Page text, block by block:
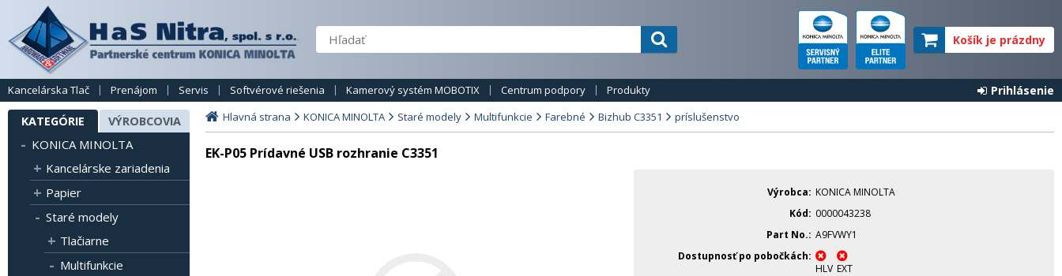
Košík je prázdny
Kancelárska Tlač Prenájom Servis Softvérové riešenia Kamerový systém MOBOTIX Centrum podpory Produkty Prihlásenie
KATEGÓRIE VÝROBCOVIA
KONICA MINOLTA
Kancelárske zariadenia
Papier
Staré modely
Tlačiarne
Multifunkcie
Hlavná strana KONICA MINOLTA Staré modely Multifunkcie Farebné Bizhub C3351 príslušenstvo
EK-P05 Prídavné USB rozhranie C3351
Výrobca
KONICA MINOLTA
Kód
0000043238
Part No. A9FVWY1
Dostupnosť po pobočkách
HLV EXT